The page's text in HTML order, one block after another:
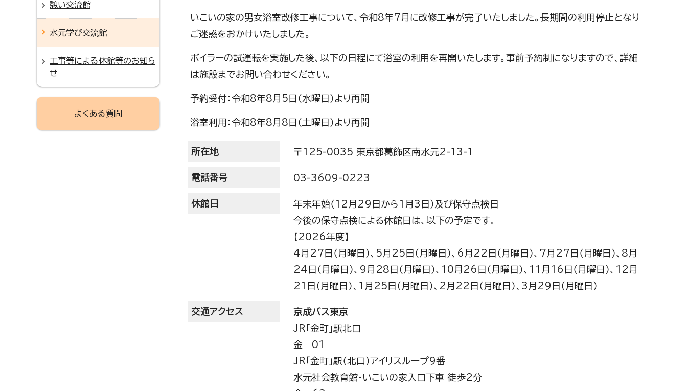
いこいの家の男女浴室改修工事について、令和8年7月に改修工事が完了いたしました。長期間の利用停止となり
ご迷惑をおかけいたしました。
ボイラーの試運転を実施した後、以下の日程にて浴室の利用を再開いたします。事前予約制になりますので、詳細
は施設までお問い合わせください。
予約受付：令和8年8月5日（水曜日）より再開
浴室利用：令和8年8月8日（土曜日）より再開
所在地 〒125-0035 東京都葛飾区南水元2-13-1
電話番号 03-3609-0223
休館日
年末年始（12月29日から1月3日）及び保守点検日
今後の保守点検による休館日は、以下の予定です。
【2026年度】
4月27日（月曜日）、5月25日（月曜日）、6月22日（月曜日）、7月27日（月曜日）、8月
24日（月曜日）、9月28日（月曜日）、10月26日（月曜日）、11月16日（月曜日）、12月
21日（月曜日）、1月25日（月曜日）、2月22日（月曜日）、3月29日（月曜日）
交通アクセス
京成バス東京
JR「金町」駅北口
金 01
JR「金町」駅（北口）アイリスループ9番
水元社会教育館・いこいの家入口下車 徒歩2分
憩い交流館
水元学び交流館
工事等による休館等のお知ら
せ
よくある質問